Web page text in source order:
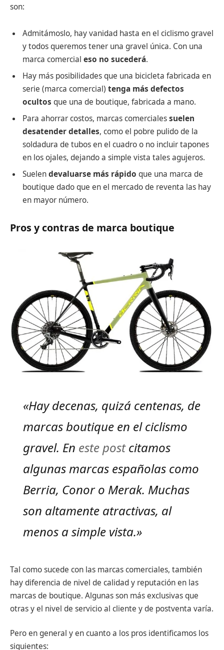
son:
Admitámoslo, hay vanidad hasta en el ciclismo gravel
y todos queremos tener una gravel única. Con una
marca comercial eso no sucederá.
Hay más posibilidades que una bicicleta fabricada en
serie (marca comercial) tenga más defectos
ocultos que una de boutique, fabricada a mano.
Para ahorrar costos, marcas comercialessuelen
desatender detalles, como el pobre pulido de la
soldadura de tubos en el cuadro o no incluir tapones
en los ojales, dejando a simple vista tales agujeros.
Suelendevaluarse más rápido que una marca de
boutique dado que en el mercado de reventa las hay
en mayor número.
Pros y contras de marca boutique
«Hay decenas, quizá centenas, de
marcas boutique en el ciclismo
gravel. En este postcitamos
algunas marcas españolas como
Berria, Conor o Merak. Muchas
son altamente atractivas, al
menos a simple vista.»
Tal como sucede con las marcas comerciales, también
hay diferencia de nivel de calidad y reputación en las
marcas de boutique. Algunas son más exclusivas que
otras y el nivel de servicio al cliente y de postventa varía.
Pero en general y en cuanto a los pros identificamos los
siguientes: